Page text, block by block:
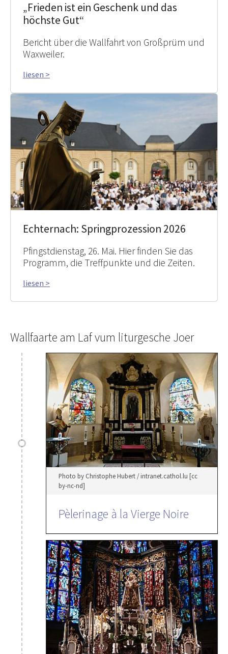
„Frieden ist ein Geschenk und das
höchste Gut“
Bericht über die Wallfahrt von Großprüm und
Waxweiler.
liesen >
Echternach: Springprozession 2026
Pfingstdienstag, 26. Mai. Hier finden Sie das
Programm, die Treffpunkte und die Zeiten.
liesen >
Wallfaarte am Laf vum liturgesche Joer
Photo by Christophe Hubert / intranet.cathol.lu [cc
by-nc-nd]
Pèlerinage à la Vierge Noire